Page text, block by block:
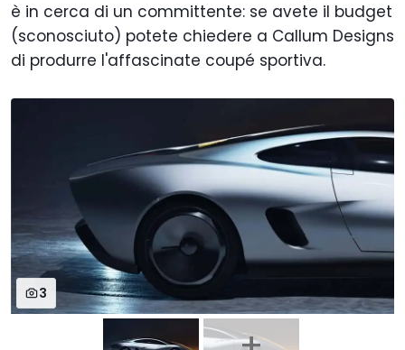
è in cerca di un committente: se avete il budget
(sconosciuto) potete chiedere a Callum Designs
di produrre l'affascinate coupé sportiva.
3